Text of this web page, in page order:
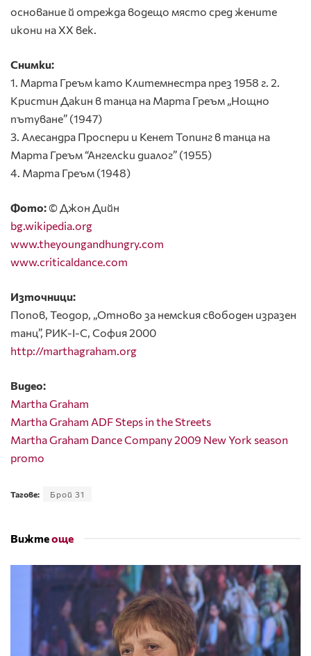
основание й отрежда водещо място сред жените
икони на ХХ век.
Снимки:
1. Марта Греъм като Клитемнестра през 1958 г. 2.
Кристин Дакин в танца на Марта Греъм „Нощно
пътуване” (1947)
3. Алесандра Проспери и Кенет Топинг в танца на
Марта Греъм “Ангелски диалог” (1955)
4. Марта Греъм (1948)
Фото:© Джон Дийн
bg.wikipedia.org
www.theyoungandhungry.com
www.criticaldance.com
Източници:
Попов, Теодор, „Отново за немския свободен изразен
танц”, РИК-I-C, София 2000
http://marthagraham.org
Видео:
Martha Graham
Martha Graham ADF Steps in the Streets
Martha Graham Dance Company 2009 New York season
promo
Тагове: Брой 31
Вижтеоще